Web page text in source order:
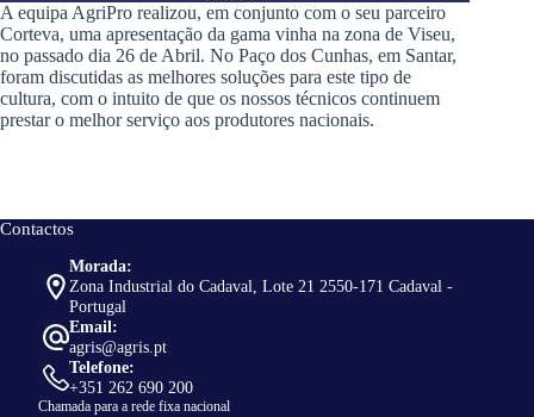
A equipa AgriPro realizou, em conjunto com o seu parceiro
Corteva, uma apresentação da gama vinha na zona de Viseu,
no passado dia 26 de Abril. No Paço dos Cunhas, em Santar,
foram discutidas as melhores soluções para este tipo de
cultura, com o intuito de que os nossos técnicos continuem
prestar o melhor serviço aos produtores nacionais.
Contactos
Morada:
Zona Industrial do Cadaval, Lote 21 2550-171 Cadaval -
Portugal
Email:
agris@agris.pt
Telefone:
+351 262 690 200
Chamada para a rede fixa nacional